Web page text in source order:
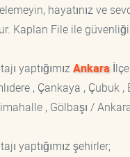
hayatınız ve
Kaplan File ile
yaptığımızAnkara
, Çankaya ,
, Gölbaşı /
yaptığımız şehirler;